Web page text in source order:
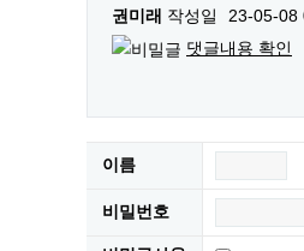
권미래 작성일
23-05-08
댓글내용 확인
이름
비밀번호